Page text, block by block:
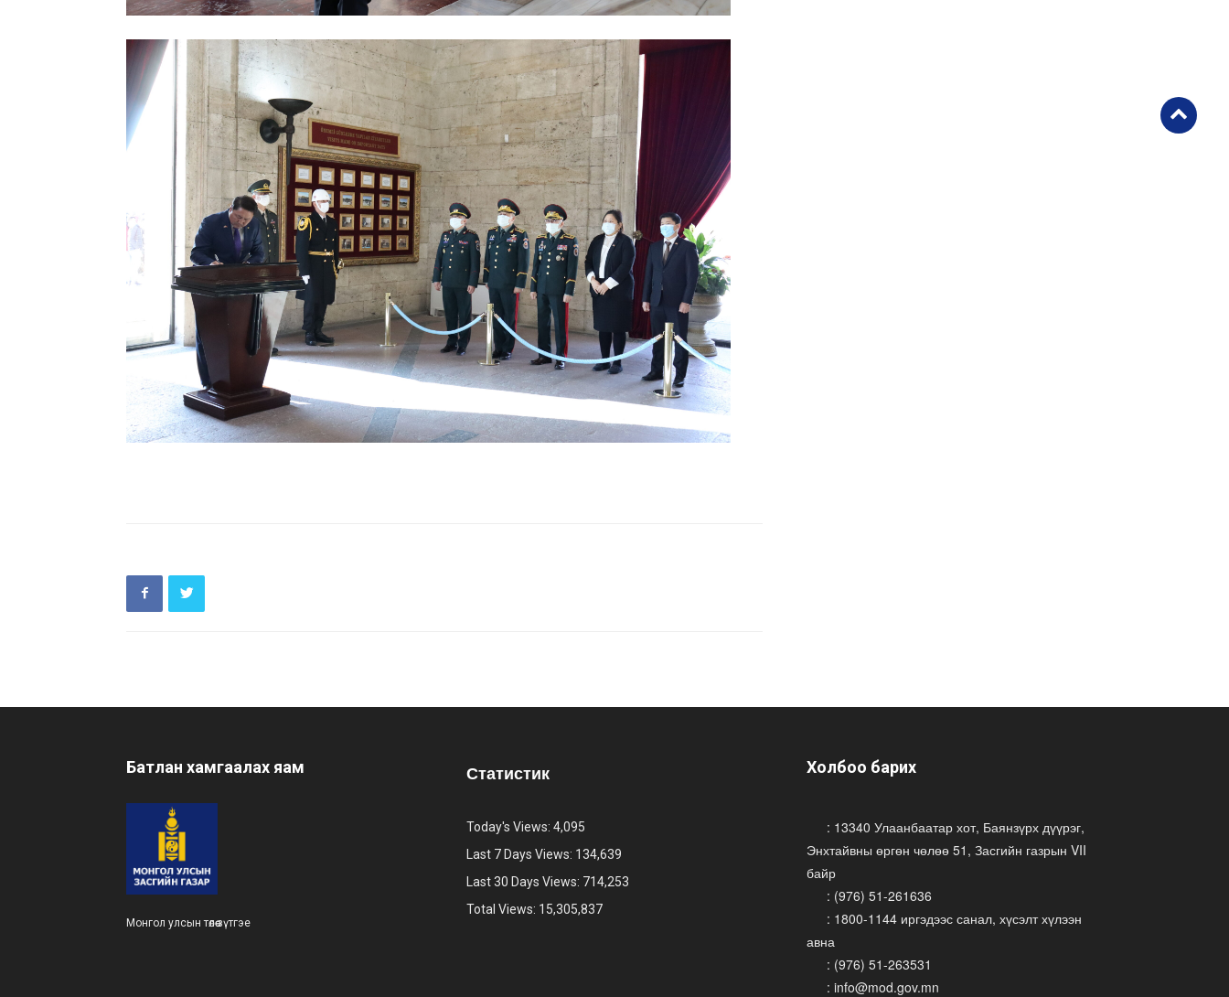
Батлан хамгаалах яам
Монгол улсын төлөө зүтгэе
Статистик
Today's Views: 4,095
Last 7 Days Views: 134,639
Last 30 Days Views: 714,253
Total Views: 15,305,837
Холбоо барих
: 13340 Улаанбаатар хот, Баянзүрх дүүрэг,
Энхтайвны өргөн чөлөө 51, Засгийн газрын VII
байр
: (976) 51-261636
: 1800-1144 иргэдээс санал, хүсэлт хүлээн
авна
: (976) 51-263531
: info@mod.gov.mn